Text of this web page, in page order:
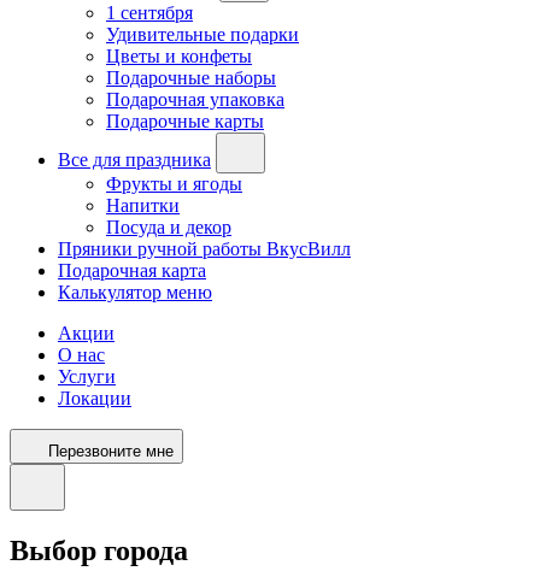
1 сентября
Удивительные подарки
Цветы и конфеты
Подарочные наборы
Подарочная упаковка
Подарочные карты
Все для праздника
Фрукты и ягоды
Напитки
Посуда и декор
Пряники ручной работы ВкусВилл
Подарочная карта
Калькулятор меню
Акции
О нас
Услуги
Локации
Перезвоните мне
Выбор города